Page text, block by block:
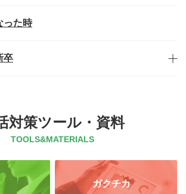
った時
卒
対策ツール・資料
TOOLS&MATERIALS
ガクチカ